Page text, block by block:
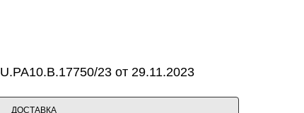
23 от 29.11.2023
ДОСТАВКА